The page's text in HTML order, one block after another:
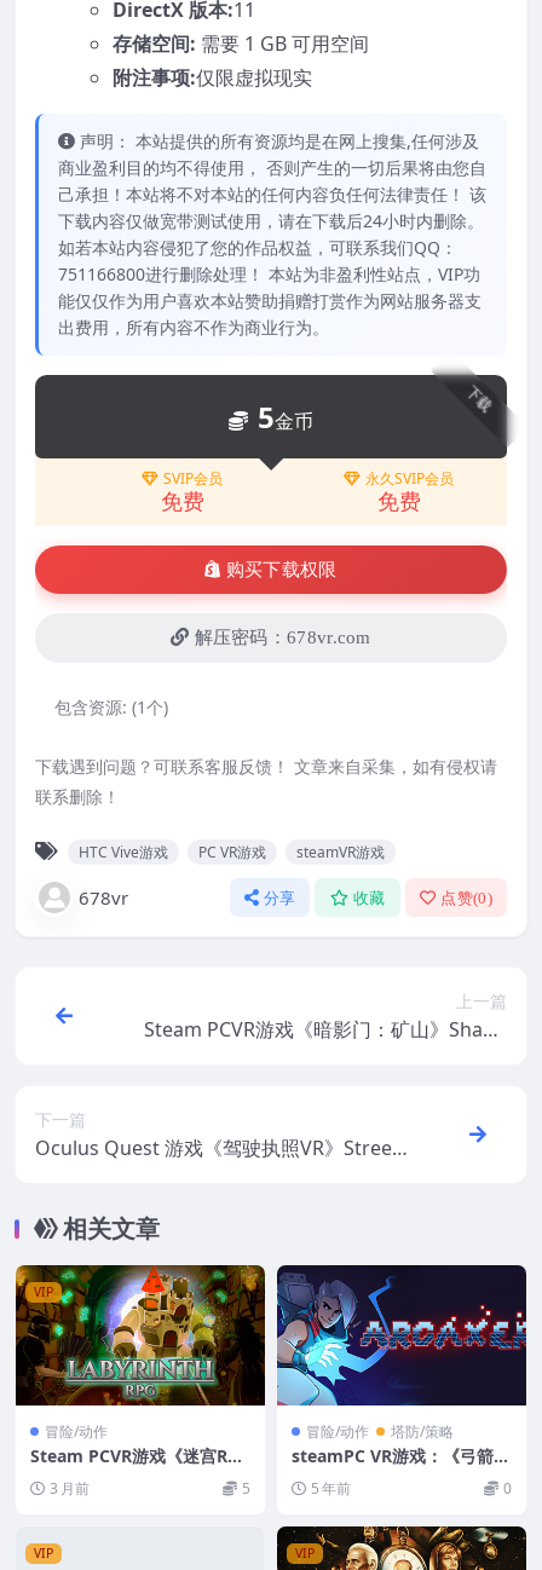
DirectX 版本:11
存储空间: 需要 1 GB 可用空间
附注事项:仅限虚拟现实
声明： 本站提供的所有资源均是在网上搜集,任何涉及
商业盈利目的均不得使用， 否则产生的一切后果将由您自
己承担！本站将不对本站的任何内容负任何法律责任！ 该
下载内容仅做宽带测试使用，请在下载后24小时内删除。
如若本站内容侵犯了您的作品权益，可联系我们QQ：
751166800进行删除处理！ 本站为非盈利性站点，VIP功
能仅仅作为用户喜欢本站赞助捐赠打赏作为网站服务器支
出费用，所有内容不作为商业行为。
下载
5金币
SVIP会员
免费
永久SVIP会员
免费
购买下载权限
解压密码：678vr.com
包含资源: (1个)
下载遇到问题？可联系客服反馈！ 文章来自采集，如有侵权请
联系删除！
HTC Vive游戏 PC VR游戏 steamVR游戏
678vr 分享 收藏 点赞(0)
上一篇
Steam PCVR游戏《暗影门：矿山》Shado
下一篇
Oculus Quest 游戏《驾驶执照VR》Street
相关文章
VIP
冒险/动作
Steam PCVR游戏《迷宫RP
G》Labyrinth RPG
3 月前 5
冒险/动作 塔防/策略
steamPC VR游戏：《弓箭手
VR》Arcaxer VR 回合制RPG
VR游戏下载
5 年前 0
VIP VIP